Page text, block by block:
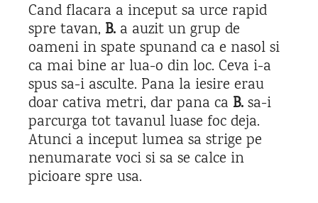
Cand flacara a inceput sa urce rapid
spre tavan, B. a auzit un grup de
oameni in spate spunand ca e nasol si
ca mai bine ar lua-o din loc. Ceva i-a
spus sa-i asculte. Pana la iesire erau
doar cativa metri, dar pana ca B.sa-i
parcurga tot tavanul luase foc deja.
Atunci a inceput lumea sa strige pe
nenumarate voci si sa se calce in
picioare spre usa.